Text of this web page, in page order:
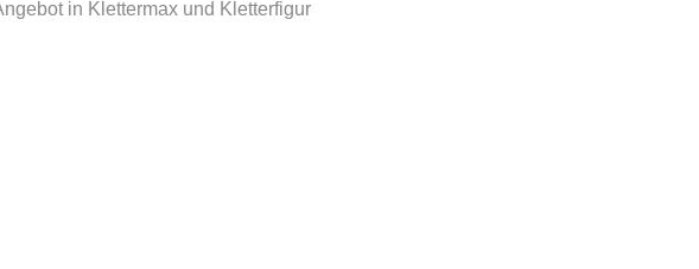
in Klettermax und Kletterfigur